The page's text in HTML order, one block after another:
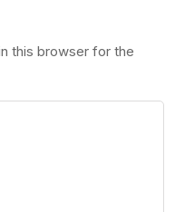
this browser for the